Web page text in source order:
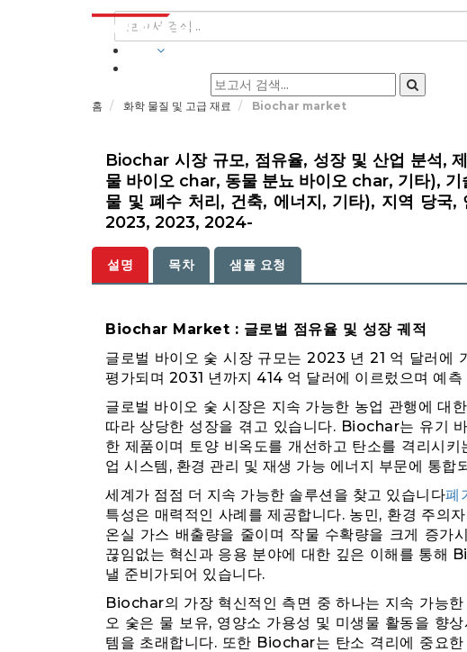
홈 화학 물질 및 고급 재료 Biochar market
Biochar 시장 규모, 점유율, 성장 및 산업 분석,
물 바이오 char, 동물 분뇨 바이오 char, 기타),
물 및 폐수 처리, 건축, 에너지, 기타), 지역 당
2023, 2023, 2024-
설명 목차 샘플 요청
Biochar Market : 글로벌 점유율 및 성장 궤적
글로벌 바이오 숯 시장 규모는 2023 년 21 억 달러
평가되며 2031 년까지 414 억 달러에 이르렀으며 예
글로벌 바이오 숯 시장은 지속 가능한 농업 관행에 대
따라 상당한 성장을 겪고 있습니다. Biochar는 유기
한 제품이며 토양 비옥도를 개선하고 탄소를 격리시
업 시스템, 환경 관리 및 재생 가능 에너지 부문에 통합
세계가 점점 더 지속 가능한 솔루션을 찾고 있습니다폐
특성은 매력적인 사례를 제공합니다. 농민, 환경 주의
온실 가스 배출량을 줄이며 작물 수확량을 크게 증
끊임없는 혁신과 응용 분야에 대한 깊은 이해를 통해
낼 준비가되어 있습니다.
Biochar의 가장 혁신적인 측면 중 하나는 지속 가능
오 숯은 물 보유, 영양소 가용성 및 미생물 활동을 향
템을 초래합니다. 또한 Biochar는 탄소 격리에 중요